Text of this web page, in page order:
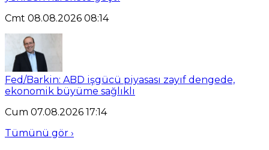
Cmt 08.08.2026 08:14
Fed/Barkin: ABD işgücü piyasası zayıf dengede,
ekonomik büyüme sağlıklı
Cum 07.08.2026 17:14
Tümünü gör ›